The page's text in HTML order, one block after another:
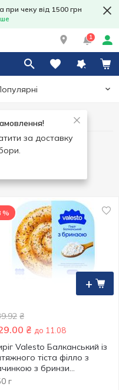
чеку від 1500 грн
1
за доставку
+
%
₴
₴ до 11.08
Valesto Балканський із
тіста філло з
з бринзи
350г
г